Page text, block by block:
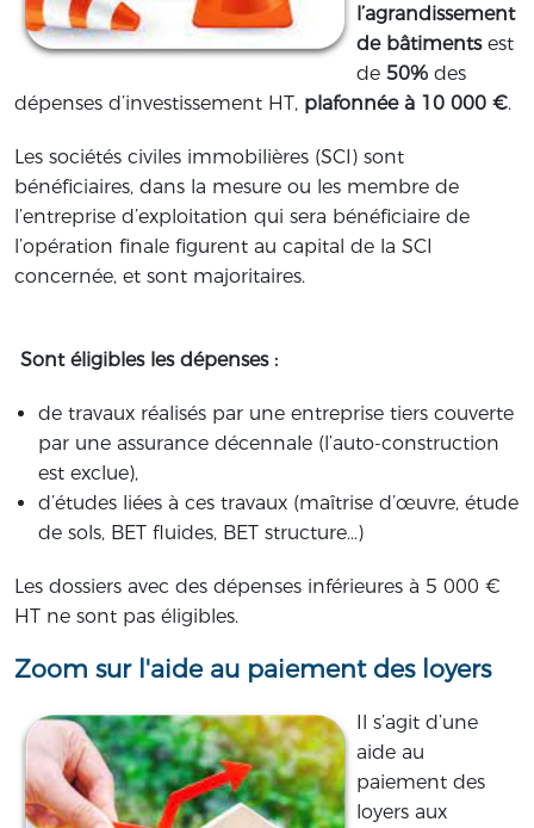
l’agrandissement
de bâtimentsest
de 50% des
dépenses d’investissement HT, plafonnée à 10 000 €.
Les sociétés civiles immobilières (SCI) sont
bénéficiaires, dans la mesure ou les membre de
l’entreprise d’exploitation qui sera bénéficiaire de
l’opération finale figurent au capital de la SCI
concernée, et sont majoritaires.
Sont éligibles les dépenses :
de travaux réalisés par une entreprise tiers couverte
par une assurance décennale (l’auto-construction
est exclue),
d’études liées à ces travaux (maîtrise d’œuvre, étude
de sols, BET fluides, BET structure…)
Les dossiers avec des dépenses inférieures à 5 000 €
HT ne sont pas éligibles.
Zoom sur l'aide au paiement des loyers
Il s’agit d’une
aide au
paiement des
loyers aux